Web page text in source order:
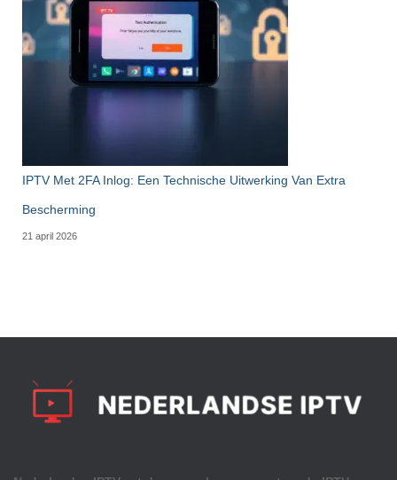
IPTV Met 2FA Inlog: Een Technische Uitwerking Van Extra
Bescherming
21 april 2026